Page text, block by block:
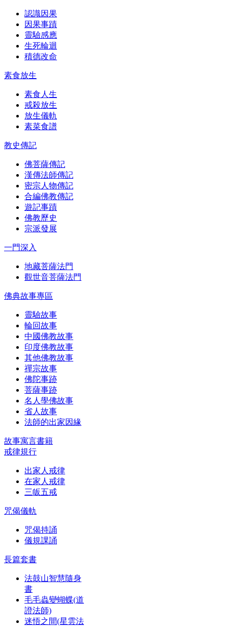
認識因果
因果事蹟
靈驗感應
生死輪迴
積德改命
素食放生
素食人生
戒殺放生
放生儀軌
素菜食譜
教史傳記
佛菩薩傳記
漢傳法師傳記
密宗人物傳記
合編佛教傳記
遊記事蹟
佛教歷史
宗派發展
一門深入
地藏菩薩法門
觀世音菩薩法門
佛典故事專區
靈驗故事
輪回故事
中國佛教故事
印度佛教故事
其他佛教故事
禪宗故事
佛陀事跡
菩薩事跡
名人學佛故事
省人故事
法師的出家因緣
故事寓言書籍
戒律規行
出家人戒律
在家人戒律
三皈五戒
咒偈儀軌
咒偈持誦
儀規課誦
長篇套書
法鼓山智慧隨身
書
毛毛蟲變蝴蝶(道
證法師)
迷悟之間(星雲法